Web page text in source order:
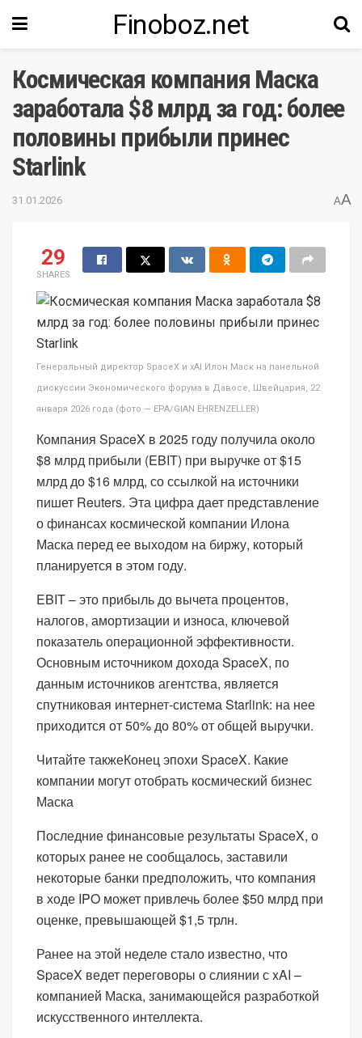
Finoboz.net
Космическая компания Маска
заработала $8 млрд за год: более
половины прибыли принес
Starlink
31.01.2026 AA
29
SHARES
Генеральный директор SpaceX и xAI Илон Маск на панельной
дискуссии Экономического форума в Давосе, Швейцария, 22
января 2026 года (фото — EPA/GIAN EHRENZELLER)
Компания SpaceX в 2025 году получила около
$8 млрд прибыли (EBIT) при выручке от $15
млрд до $16 млрд, со ссылкой на источники
пишет Reuters. Эта цифра дает представление
о финансах космической компании Илона
Маска перед ее выходом на биржу, который
планируется в этом году.
EBIT – это прибыль до вычета процентов,
налогов, амортизации и износа, ключевой
показатель операционной эффективности.
Основным источником дохода SpaceX, по
данным источников агентства, является
спутниковая интернет-система Starlink: на нее
приходится от 50% до 80% от общей выручки.
Читайте такжеКонец эпохи SpaceX. Какие
компании могут отобрать космический бизнес
Маска
Последние финансовые результаты SpaceX, о
которых ранее не сообщалось, заставили
некоторые банки предположить, что компания
в ходе IPO может привлечь более $50 млрд при
оценке, превышающей $1,5 трлн.
Ранее на этой неделе стало известно, что
SpaceX ведет переговоры о слиянии с xAI –
компанией Маска, занимающейся разработкой
искусственного интеллекта.